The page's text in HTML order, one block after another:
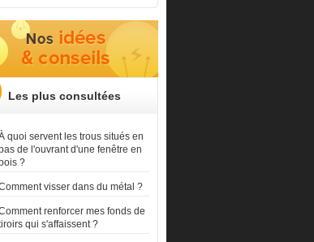
Les plus consultées
quoi servent les trous situés en
bas de l'ouvrant d'une fenêtre en
bois ?
visser dans du métal ?
renforcer mes fonds de
qui s'affaissent ?